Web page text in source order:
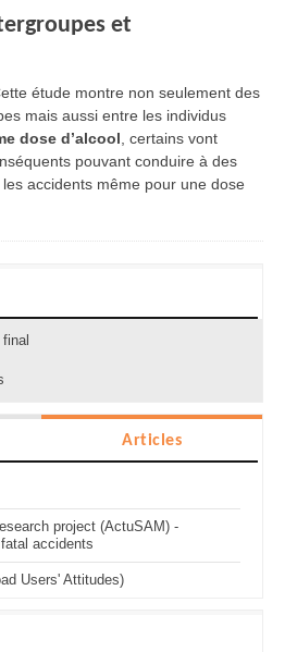
et
étude montre non seulement des
mais aussi entre les individus
dose d’alcool , certains vont
pouvant conduire à des
accidents même pour une dose
Articles
project (ActuSAM) -
accidents
Users' Attitudes)